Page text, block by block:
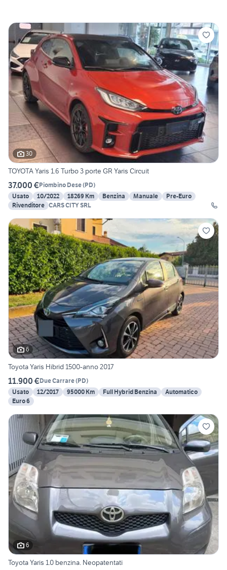
30
TOYOTA Yaris 1.6 Turbo 3 porte GR Yaris Circuit
37.000 €Piombino Dese(PD)
Usato
10/2022 18269 Km Benzina Manuale
Pre-Euro
Rivenditore CARS CITY SRL
6
Toyota Yaris Hibrid 1500-anno 2017
11.900 €Due Carrare(PD)
Usato
12/2017 95000 Km Full Hybrid Benzina
Automatico
Euro 6
6
Toyota Yaris 1.0 benzina. Neopatentati